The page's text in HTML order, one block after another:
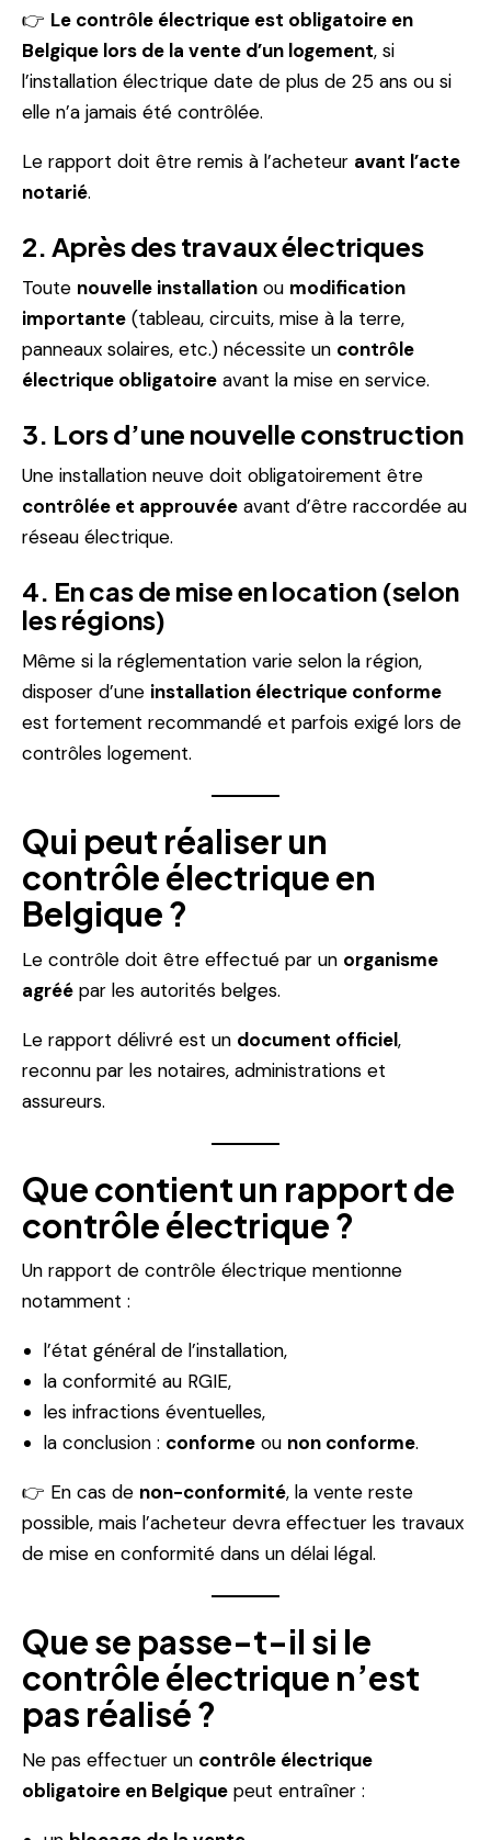
👉 Le contrôle électrique est obligatoire en
Belgique lors de la vente d’un logement, si
l’installation électrique date de plus de 25 ans ou si
elle n’a jamais été contrôlée.
Le rapport doit être remis à l’acheteur avant l’acte
notarié.
2. Après des travaux électriques
Toute nouvelle installation ou modification
importante (tableau, circuits, mise à la terre,
panneaux solaires, etc.) nécessite un contrôle
électrique obligatoire avant la mise en service.
3. Lors d’une nouvelle construction
Une installation neuve doit obligatoirement être
contrôlée et approuvée avant d’être raccordée au
réseau électrique.
4. En cas de mise en location (selon
les régions)
Même si la réglementation varie selon la région,
disposer d’une installation électrique conforme
est fortement recommandé et parfois exigé lors de
contrôles logement.
Qui peut réaliser un
contrôle électrique en
Belgique ?
Le contrôle doit être effectué par un organisme
agréé par les autorités belges.
Le rapport délivré est un document officiel,
reconnu par les notaires, administrations et
assureurs.
Que contient un rapport de
contrôle électrique ?
Un rapport de contrôle électrique mentionne
notamment :
l’état général de l’installation,
la conformité au RGIE,
les infractions éventuelles,
la conclusion : conforme ou non conforme.
👉 En cas de non-conformité, la vente reste
possible, mais l’acheteur devra effectuer les travaux
de mise en conformité dans un délai légal.
Que se passe-t-il si le
contrôle électrique n’est
pas réalisé ?
Ne pas effectuer un contrôle électrique
obligatoire en Belgique peut entraîner :